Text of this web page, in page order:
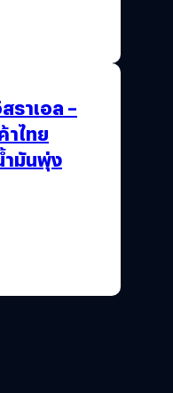
าเอล –
าไทย
ำมันพุ่ง